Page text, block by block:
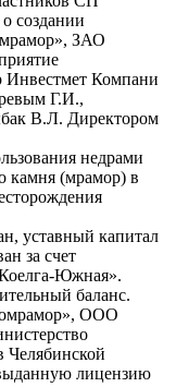
создании
ЗАО
Инвестмет Компани
Г.И.,
В.Л. Директором
недрами
(мрамор) в
уставный капитал
за счет
Южная».
баланс.
ООО
лицензию